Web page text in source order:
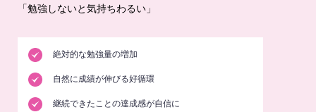
「勉強しないと気持ちわるい」
絶対的な勉強量の増加
自然に成績が伸びる好循環
継続できたことの達成感が自信に